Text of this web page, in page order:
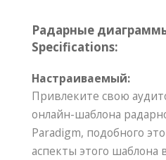
Радарные
Specifications:
Настраиваемый:
Привлеките свою
онлайн-шаблона
Paradigm, подобного
аспекты этого шаблона